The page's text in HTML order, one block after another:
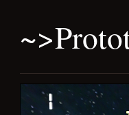
~>